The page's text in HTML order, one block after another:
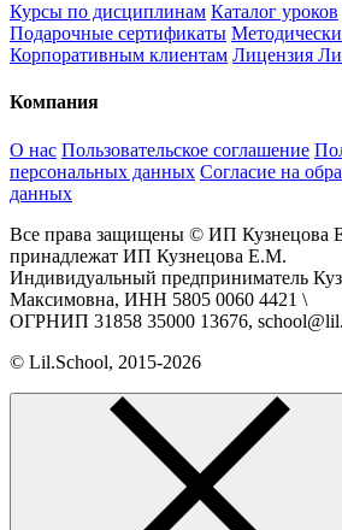
Курсы по дисциплинам Каталог уроков
Подарочные сертификаты
Корпоративным клиентам Лицензия
Компания
О нас Пользовательское соглашение
персональных данных Согласие на
данных
Все права защищены © ИП Кузнецова
принадлежат ИП Кузнецова Е.М.
Индивидуальный предприниматель
Максимовна, ИНН 5805 0060 4421 \
ОГРНИП 31858 35000 13676,
© Lil.School, 2015‐2026